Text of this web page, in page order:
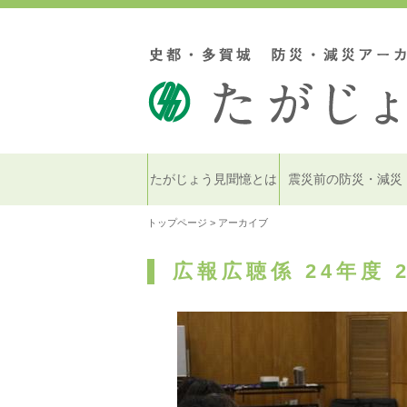
たがじょう見聞憶とは 震災前の防災・減災
トップページ > アーカイブ
広報広聴係 24年度